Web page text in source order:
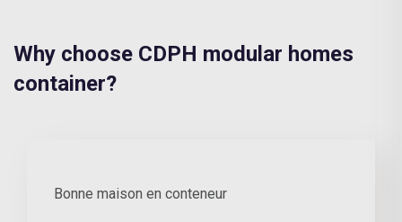
Why choose CDPH modular homes
container?
Bonne maison en conteneur